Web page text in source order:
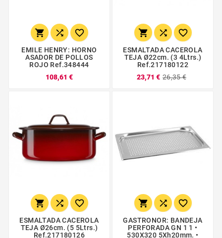
  
EMILE HENRY: HORNO
ASADOR DE POLLOS
ROJO Ref.348444
108,61 €
  
ESMALTADA CACEROLA
TEJA Ø22cm. (3 4Ltrs.)
Ref.217180122
23,71 € 26,35 €
  
ESMALTADA CACEROLA
TEJA Ø26cm. (5 5Ltrs.)
Ref.217180126
  
GASTRONOR: BANDEJA
PERFORADA GN 1 1 •
530X320 5Xh20mm. •